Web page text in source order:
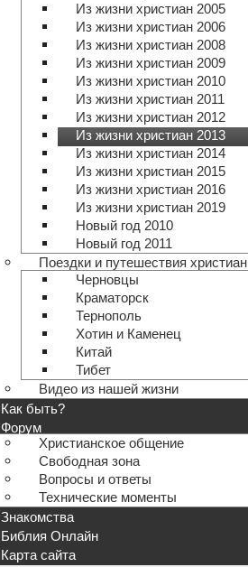
Из жизни христиан 2005
Из жизни христиан 2006
Из жизни христиан 2008
Из жизни христиан 2009
Из жизни христиан 2010
Из жизни христиан 2011
Из жизни христиан 2012
Из жизни христиан 2013
Из жизни христиан 2014
Из жизни христиан 2015
Из жизни христиан 2016
Из жизни христиан 2019
Новый год 2010
Новый год 2011
Поездки и путешествия христиан
Черновцы
Краматорск
Тернополь
Хотин и Каменец
Китай
Тибет
Видео из нашей жизни
Как быть?
Форум
Христианское общение
Свободная зона
Вопросы и ответы
Технические моменты
Знакомства
Библия Онлайн
Карта сайта